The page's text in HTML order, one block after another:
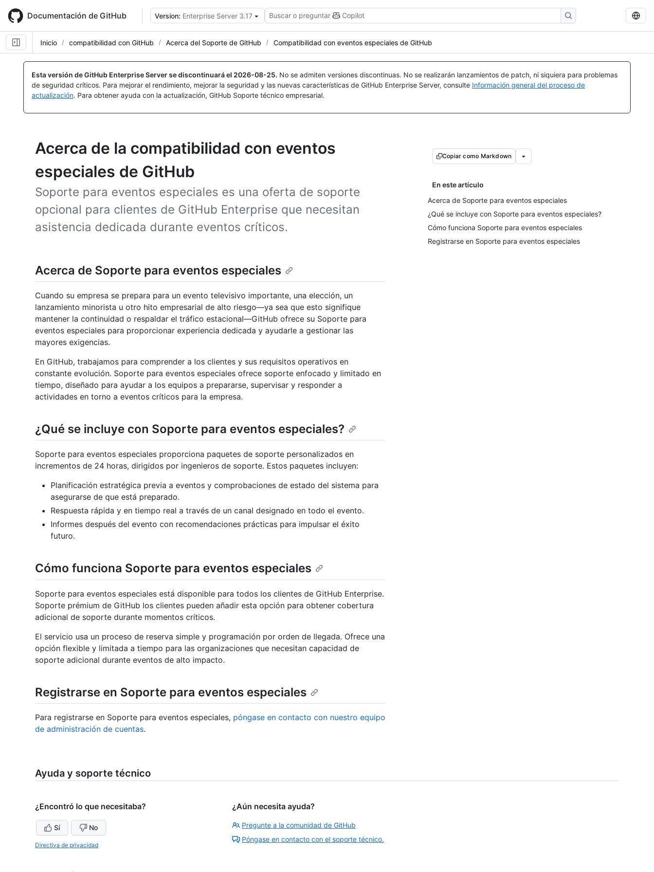
main
content
Documentación de GitHub Version: Enterprise Server 3.17 Buscar o preguntar Copilot
Inicio compatibilidad con GitHub Acerca del Soporte de GitHub Compatibilidad con eventos especiales de GitHub
Esta versión de GitHub Enterprise Server se discontinuará el 2026-08-25. No se admiten versiones discontinuas. No se realizarán lanzamientos de patch, ni siquiera para problemas
de seguridad críticos. Para mejorar el rendimiento, mejorar la seguridad y las nuevas características de GitHub Enterprise Server, consulte Información general del proceso de
actualización. Para obtener ayuda con la actualización, GitHub Soporte técnico empresarial.
Acerca de la compatibilidad con eventos
especiales de GitHub
Soporte para eventos especiales es una oferta de soporte
opcional para clientes de GitHub Enterprise que necesitan
asistencia dedicada durante eventos críticos.
Copiar como Markdown
En este artículo
Acerca de Soporte para eventos especiales
¿Qué se incluye con Soporte para eventos especiales?
Cómo funciona Soporte para eventos especiales
Registrarse en Soporte para eventos especiales
Acerca de Soporte para eventos especiales
Cuando su empresa se prepara para un evento televisivo importante, una elección, un
lanzamiento minorista u otro hito empresarial de alto riesgo—ya sea que esto signifique
mantener la continuidad o respaldar el tráfico estacional—GitHub ofrece su Soporte para
eventos especiales para proporcionar experiencia dedicada y ayudarle a gestionar las
mayores exigencias.
En GitHub, trabajamos para comprender a los clientes y sus requisitos operativos en
constante evolución. Soporte para eventos especiales ofrece soporte enfocado y limitado en
tiempo, diseñado para ayudar a los equipos a prepararse, supervisar y responder a
actividades en torno a eventos críticos para la empresa.
¿Qué se incluye con Soporte para eventos especiales?
Soporte para eventos especiales proporciona paquetes de soporte personalizados en
incrementos de 24 horas, dirigidos por ingenieros de soporte. Estos paquetes incluyen:
Planificación estratégica previa a eventos y comprobaciones de estado del sistema para
asegurarse de que está preparado.
Respuesta rápida y en tiempo real a través de un canal designado en todo el evento.
Informes después del evento con recomendaciones prácticas para impulsar el éxito
futuro.
Cómo funciona Soporte para eventos especiales
Soporte para eventos especiales está disponible para todos los clientes de GitHub Enterprise.
Soporte prémium de GitHub los clientes pueden añadir esta opción para obtener cobertura
adicional de soporte durante momentos críticos.
El servicio usa un proceso de reserva simple y programación por orden de llegada. Ofrece una
opción flexible y limitada a tiempo para las organizaciones que necesitan capacidad de
soporte adicional durante eventos de alto impacto.
Registrarse en Soporte para eventos especiales
Para registrarse en Soporte para eventos especiales, póngase en contacto con nuestro equipo
de administración de cuentas.
Ayuda y soporte técnico
¿Encontró lo que necesitaba?
Sí No
Directiva de privacidad
¿Aún necesita ayuda?
Pregunte a la comunidad de GitHub
Póngase en contacto con el soporte técnico.